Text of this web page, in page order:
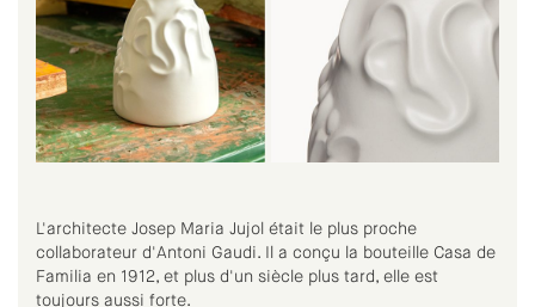
L'architecte Josep Maria Jujol était le plus proche
collaborateur d'Antoni Gaudi. Il a conçu la bouteille Casa de
Familia en 1912, et plus d'un siècle plus tard, elle est
toujours aussi forte.